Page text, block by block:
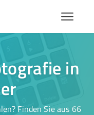
in
Finden Sie aus 66